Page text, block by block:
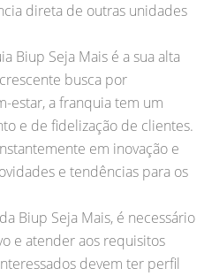
direta de outras unidades
Biup Seja Mais é a sua alta
busca por
estar, a franquia tem um
e de fidelização de clientes.
em inovação e
e tendências para os
Biup Seja Mais, é necessário
e atender aos requisitos
devem ter perfil